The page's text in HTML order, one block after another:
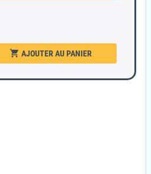
shopping_cart AJOUTER AU PANIER